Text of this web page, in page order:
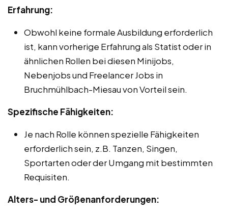
Erfahrung:
Obwohl keine formale Ausbildung erforderlich
ist, kann vorherige Erfahrung als Statist oder in
ähnlichen Rollen bei diesen Minijobs,
Nebenjobs und Freelancer Jobs in
Bruchmühlbach-Miesau von Vorteil sein.
Spezifische Fähigkeiten:
Je nach Rolle können spezielle Fähigkeiten
erforderlich sein, z.B. Tanzen, Singen,
Sportarten oder der Umgang mit bestimmten
Requisiten.
Alters- und Größenanforderungen: